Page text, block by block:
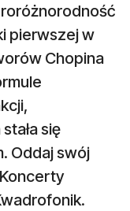
pierwszej w
Chopina
się
Oddaj swój